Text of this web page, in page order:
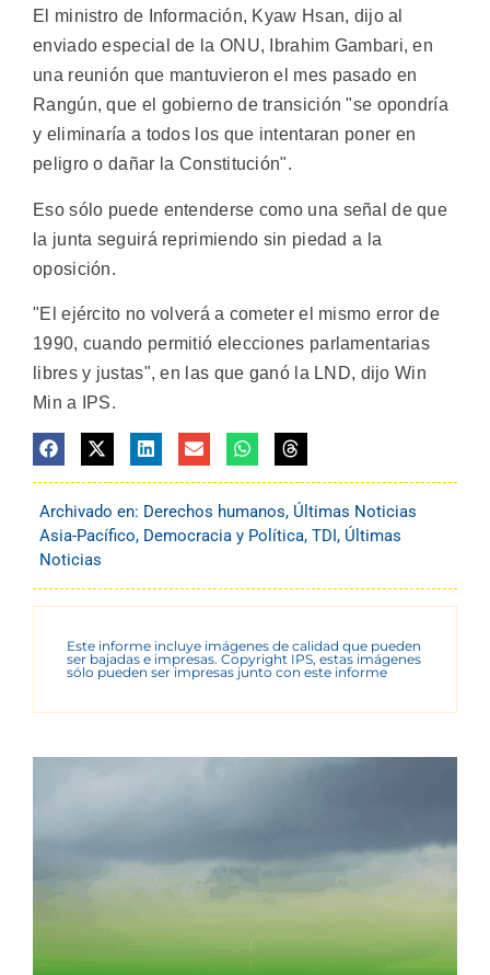
El ministro de Información, Kyaw Hsan, dijo al
enviado especial de la ONU, Ibrahim Gambari, en
una reunión que mantuvieron el mes pasado en
Rangún, que el gobierno de transición "se opondría
y eliminaría a todos los que intentaran poner en
peligro o dañar la Constitución".
Eso sólo puede entenderse como una señal de que
la junta seguirá reprimiendo sin piedad a la
oposición.
"El ejército no volverá a cometer el mismo error de
1990, cuando permitió elecciones parlamentarias
libres y justas", en las que ganó la LND, dijo Win
Min a IPS.
Archivado en: Derechos humanos, Últimas Noticias
Asia-Pacífico, Democracia y Política, TDI, Últimas
Noticias
Este informe incluye imágenes de calidad que pueden
ser bajadas e impresas. Copyright IPS, estas imágenes
sólo pueden ser impresas junto con este informe